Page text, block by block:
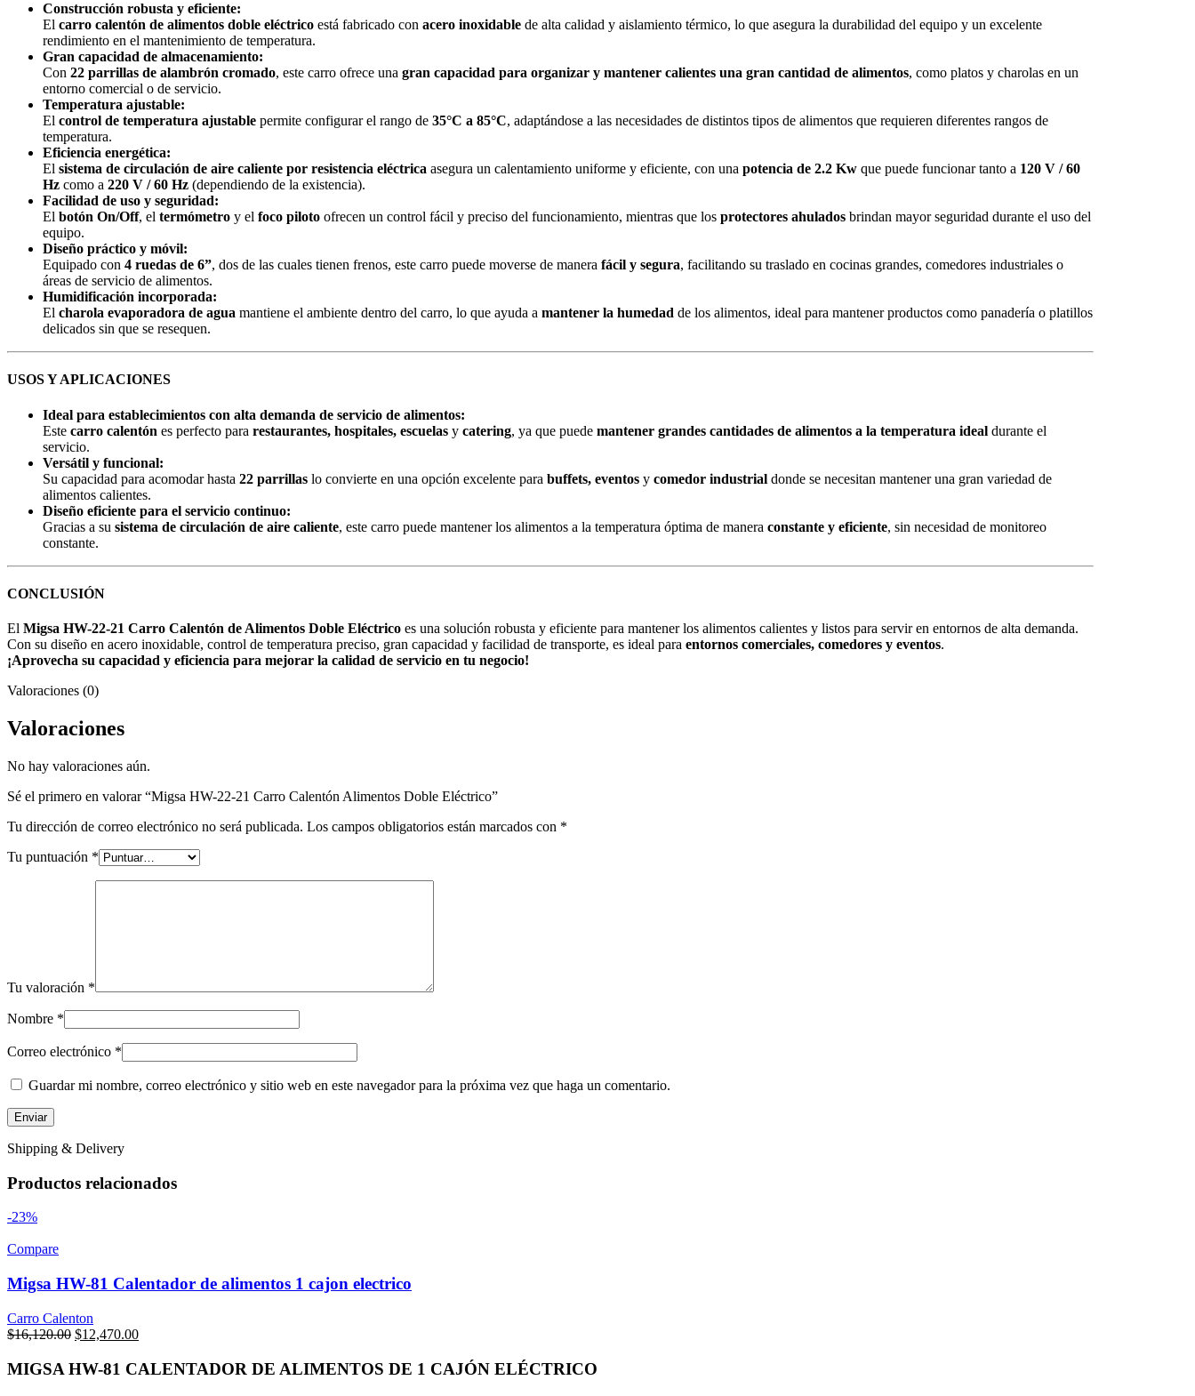
Construcción robusta y eficiente:
El carro calentón de alimentos doble eléctrico está fabricado con acero inoxidable de alta calidad y aislamiento térmico, lo que asegura la durabilidad del equipo y un excelente
rendimiento en el mantenimiento de temperatura.
Gran capacidad de almacenamiento:
Con 22 parrillas de alambrón cromado, este carro ofrece una gran capacidad para organizar y mantener calientes una gran cantidad de alimentos, como platos y charolas en un
entorno comercial o de servicio.
Temperatura ajustable:
El control de temperatura ajustable permite configurar el rango de 35°C a 85°C, adaptándose a las necesidades de distintos tipos de alimentos que requieren diferentes rangos de
temperatura.
Eficiencia energética:
El sistema de circulación de aire caliente por resistencia eléctrica asegura un calentamiento uniforme y eficiente, con una potencia de 2.2 Kw que puede funcionar tanto a 120 V / 60
Hz como a 220 V / 60 Hz (dependiendo de la existencia).
Facilidad de uso y seguridad:
El botón On/Off, el termómetro y el foco piloto ofrecen un control fácil y preciso del funcionamiento, mientras que los protectores ahulados brindan mayor seguridad durante el uso del
equipo.
Diseño práctico y móvil:
Equipado con 4 ruedas de 6”, dos de las cuales tienen frenos, este carro puede moverse de manera fácil y segura, facilitando su traslado en cocinas grandes, comedores industriales o
áreas de servicio de alimentos.
Humidificación incorporada:
El charola evaporadora de agua mantiene el ambiente dentro del carro, lo que ayuda a mantener la humedad de los alimentos, ideal para mantener productos como panadería o platillos
delicados sin que se resequen.
USOS Y APLICACIONES
Ideal para establecimientos con alta demanda de servicio de alimentos:
Este carro calentón es perfecto para restaurantes, hospitales, escuelas y catering, ya que puede mantener grandes cantidades de alimentos a la temperatura ideal durante el
servicio.
Versátil y funcional:
Su capacidad para acomodar hasta 22 parrillas lo convierte en una opción excelente para buffets, eventos y comedor industrial donde se necesitan mantener una gran variedad de
alimentos calientes.
Diseño eficiente para el servicio continuo:
Gracias a su sistema de circulación de aire caliente, este carro puede mantener los alimentos a la temperatura óptima de manera constante y eficiente, sin necesidad de monitoreo
constante.
CONCLUSIÓN
El Migsa HW-22-21 Carro Calentón de Alimentos Doble Eléctrico es una solución robusta y eficiente para mantener los alimentos calientes y listos para servir en entornos de alta demanda.
Con su diseño en acero inoxidable, control de temperatura preciso, gran capacidad y facilidad de transporte, es ideal para entornos comerciales, comedores y eventos.
¡Aprovecha su capacidad y eficiencia para mejorar la calidad de servicio en tu negocio!
Valoraciones (0)
Valoraciones
No hay valoraciones aún.
Sé el primero en valorar “Migsa HW-22-21 Carro Calentón Alimentos Doble Eléctrico”
Tu dirección de correo electrónico no será publicada. Los campos obligatorios están marcados con *
Tu puntuación *
Tu valoración *
Nombre *
Correo electrónico *
Guardar mi nombre, correo electrónico y sitio web en este navegador para la próxima vez que haga un comentario.
Shipping & Delivery
Productos relacionados
-23%
Compare
Migsa HW-81 Calentador de alimentos 1 cajon electrico
Carro Calenton
$16,120.00 Original
was:
$12,470.00Current
is:
MIGSA HW-81 CALENTADOR DE ALIMENTOS DE 1 CAJÓN ELÉCTRICO